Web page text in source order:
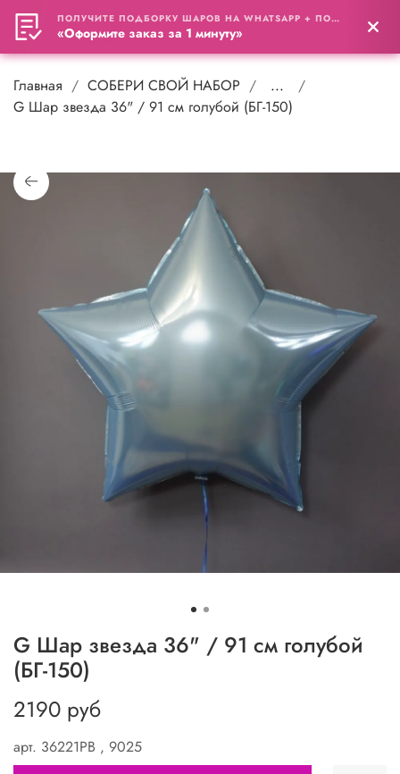
0
Главная СОБЕРИ СВОЙ НАБОР
...
G Шар звезда 36" / 91 см голубой (БГ-150)
арт. 36221PB , 9025
G Шар звезда 36" / 91 см голубой
(БГ-150)
2190 руб
ПОЛУЧИТЕ ПОДБОРКУ ШАРОВ НА WHATSAPP + ПОДАРОК
«Оформите заказ за 1 минуту»